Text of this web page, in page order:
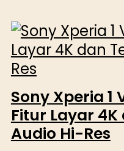
Sony Xperia 1
Fitur Layar
Audio Hi-Res